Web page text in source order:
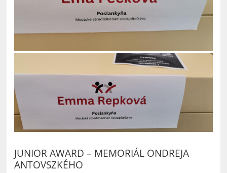
JUNIOR AWARD – MEMORIÁL ONDREJA
ANTOVSZKÉHO